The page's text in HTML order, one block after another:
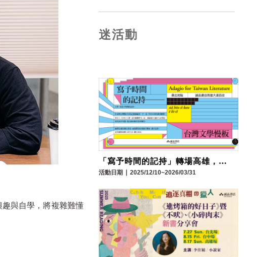
與自學，將複雜難懂
迷活動
「寫予時間的記持」轉場高雄，一
趟穿越台灣風土的文學慢板！
活動日期 2025/12/10~2026/03/31